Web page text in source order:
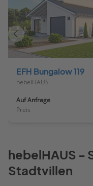
EFH Bungalow 119
hebelHAUS
Auf Anfrage
Preis
Vorheriges
Haus
hebelHAUS -
Stadtvillen